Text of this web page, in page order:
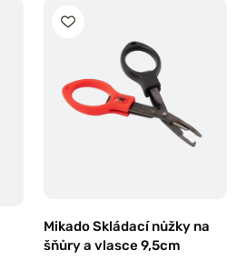
Mikado Skládací nůžky na
šňůry a vlasce 9,5cm